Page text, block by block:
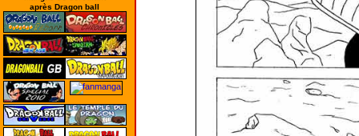
après Dragon ball